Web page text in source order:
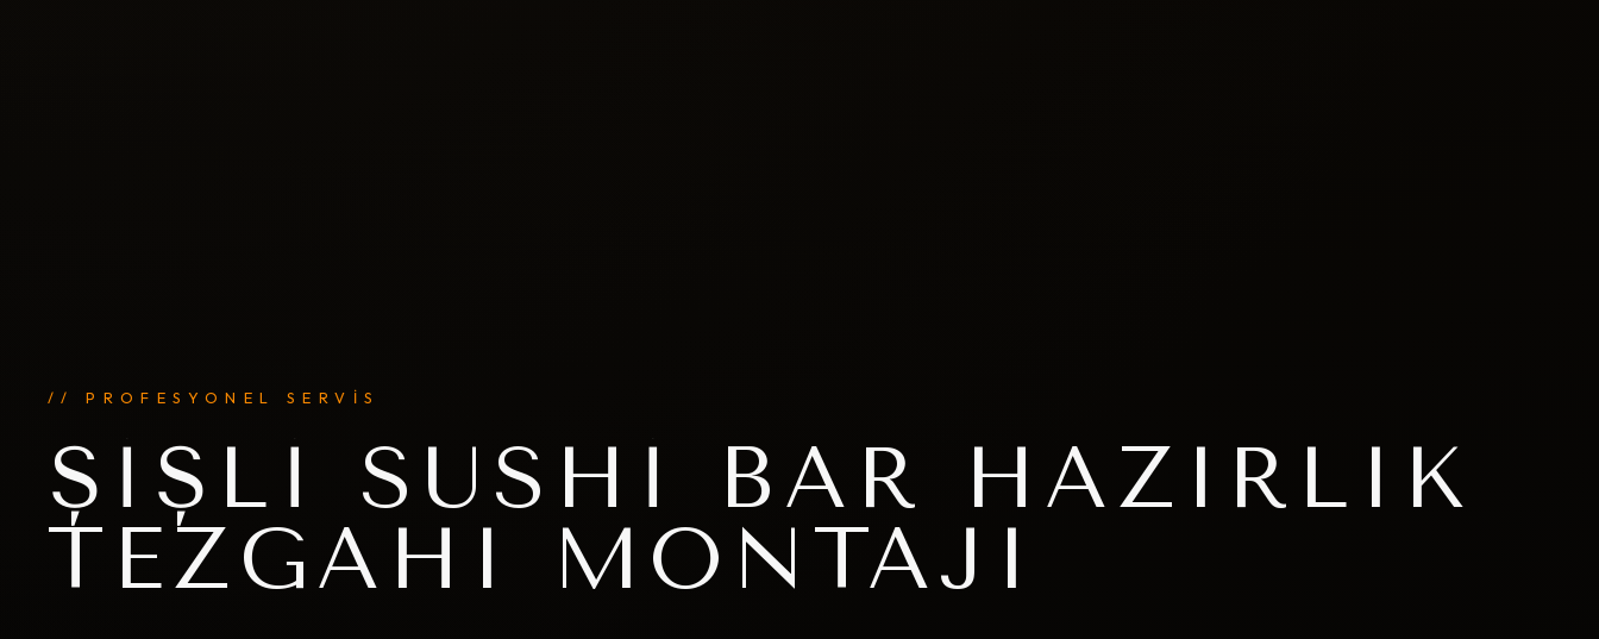
// PROFESYONEL SERVİS
ŞIŞLI SUSHI BAR HAZIRLIK
TEZGAHI MONTAJI